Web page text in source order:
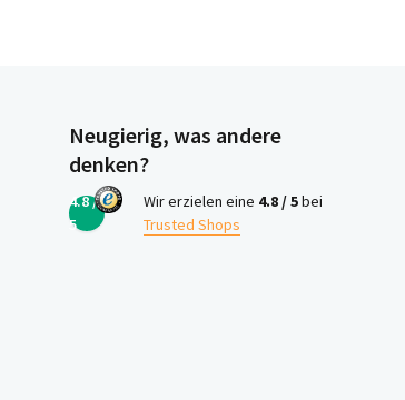
Neugierig, was andere
denken?
4.8 /
5
Wir erzielen eine 4.8 / 5bei
Trusted Shops